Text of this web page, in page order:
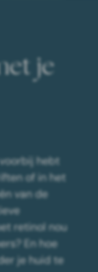
je
hebt
of in het
van de
retinol nou
En hoe
je huid te